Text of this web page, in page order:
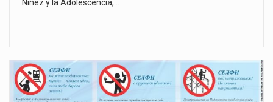
Niñez y la Adolescencia,…